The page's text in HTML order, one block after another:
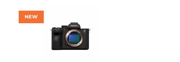
NEW